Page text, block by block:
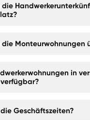
die
Monteurwohnungen
in
Geschäftszeiten?